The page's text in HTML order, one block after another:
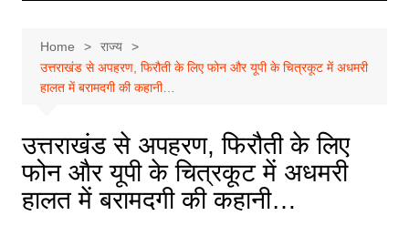
Home
राज्य
उत्तराखंड से अपहरण, फिरौती के लिए फोन और यूपी के चित्रकूट में अधमरी
हालत में बरामदगी की कहानी…
उत्तराखंड से अपहरण, फिरौती के लिए
फोन और यूपी के चित्रकूट में अधमरी
हालत में बरामदगी की कहानी…